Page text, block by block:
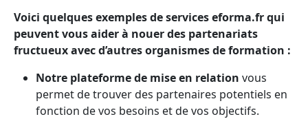
Voici quelques exemples de services eforma.fr qui
peuvent vous aider à nouer des partenariats
fructueux avec d’autres organismes de formation :
Notre plateforme de mise en relation vous
permet de trouver des partenaires potentiels en
fonction de vos besoins et de vos objectifs.